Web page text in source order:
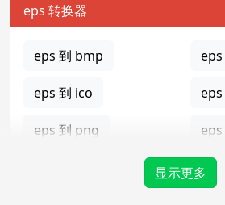
eps 转换器
eps 到 bmp
eps 到 ico
eps 到 png
显示更多